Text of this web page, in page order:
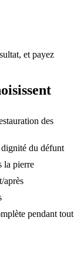
et payez
des
du défunt
la pierre
après
pendant tout